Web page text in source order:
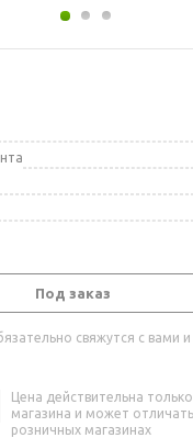
Под заказ
свяжутся с вами и
Цена действительна
магазина и может
розничных магазинах